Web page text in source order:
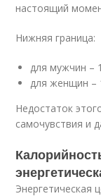
настоящий
Нижняя граница:
для мужчин –
для женщин –
Недостаток
самочувствия и
Энергетическая